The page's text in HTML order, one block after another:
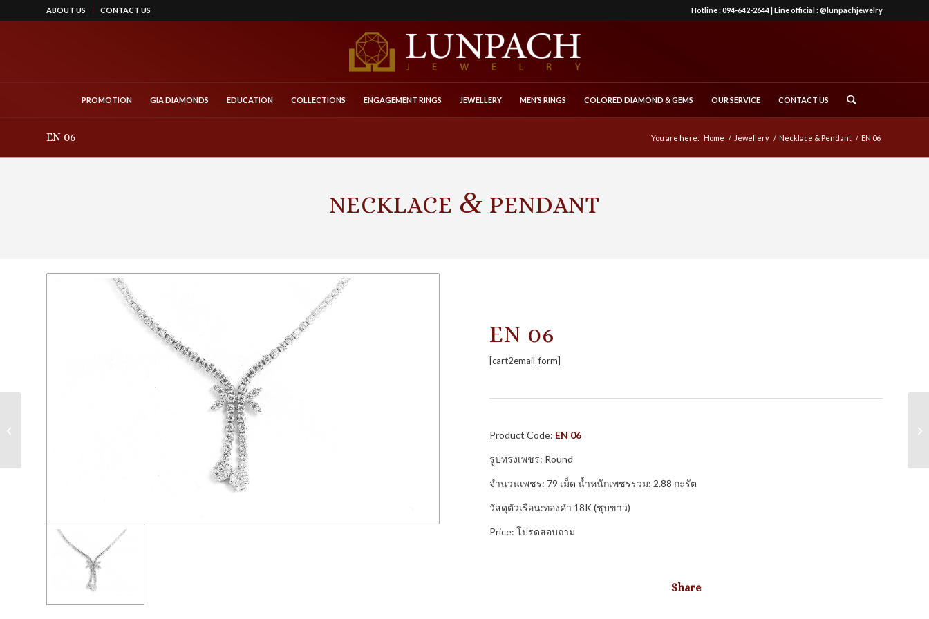
ABOUT US CONTACT US Hotline :094-642-2644| Line official :@lunpachjewelry
PROMOTION GIA DIAMONDS EDUCATION COLLECTIONS ENGAGEMENT RINGS JEWELLERY MEN’S RINGS COLORED DIAMOND & GEMS OUR SERVICE CONTACT US
EN 06 You are here: Home / Jewellery / Necklace & Pendant / EN 06
NECKLACE & PENDANT
EN 06
[cart2email_form]
Product Code: EN 06
รูปทรงเพชร: Round
จำนวนเพชร: 79 เม็ด น้ำหนักเพชรรวม: 2.88 กะรัต
วัสดุตัวเรือน:ทองคำ 18K (ชุบขาว)
Price: โปรดสอบถาม
Share